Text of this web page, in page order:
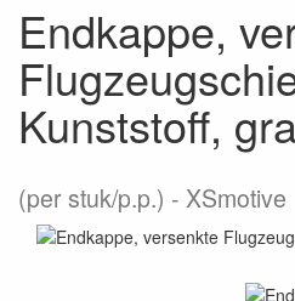
Endkappe,
Kunststoff,
(per stuk/p.p.) XSmotive